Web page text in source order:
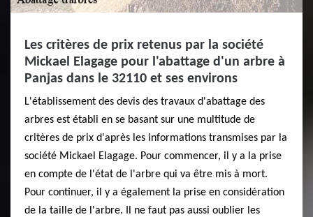
Les critères de prix retenus par la société
Mickael Elagage pour l'abattage d'un arbre à
Panjas dans le 32110 et ses environs
L'établissement des devis des travaux d'abattage des
arbres est établi en se basant sur une multitude de
critères de prix d'après les informations transmises par la
société Mickael Elagage. Pour commencer, il y a la prise
en compte de l'état de l'arbre qui va être mis à mort.
Pour continuer, il y a également la prise en considération
de la taille de l'arbre. Il ne faut pas aussi oublier les